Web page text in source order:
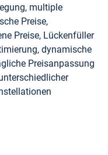
multiple
Preise,
Preise, Lückenfüller
dynamische
Preisanpassung